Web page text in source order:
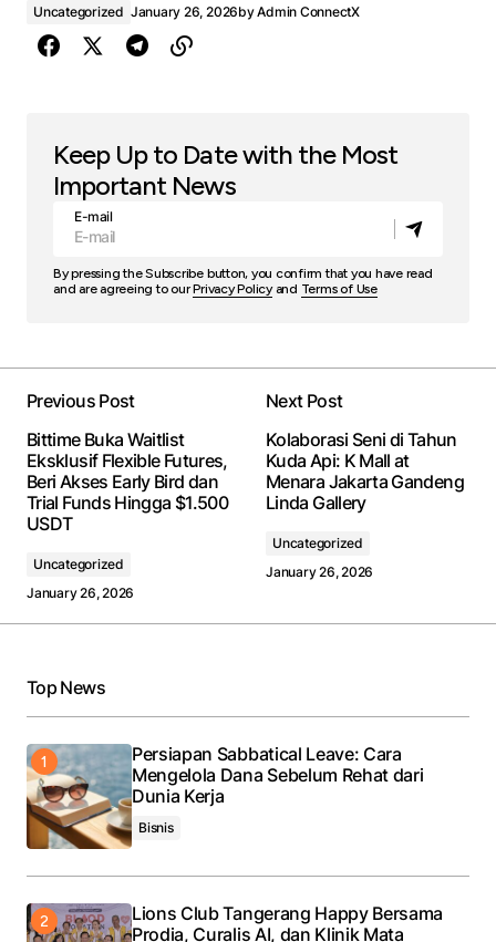
Uncategorized January 26, 2026byAdmin ConnectX
Keep Up to Date with the Most
Important News
E-mail
By pressing the Subscribe button, you confirm that you have read
and are agreeing to ourPrivacy Policyand Terms of Use
Previous Post
Bittime Buka Waitlist
Eksklusif Flexible Futures,
Beri Akses Early Bird dan
Trial Funds Hingga $1.500
USDT
Uncategorized
January 26, 2026
Next Post
Kolaborasi Seni di Tahun
Kuda Api: K Mall at
Menara Jakarta Gandeng
Linda Gallery
Uncategorized
January 26, 2026
Top News
Persiapan Sabbatical Leave: Cara
Mengelola Dana Sebelum Rehat dari
Dunia Kerja
Bisnis
Lions Club Tangerang Happy Bersama
Prodia, Curalis AI, dan Klinik Mata